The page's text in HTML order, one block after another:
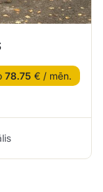
78.75 € / mēn.